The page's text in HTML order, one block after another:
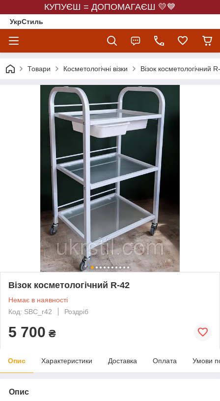
КУПУЄШ = ДОПОМАГАЄШ 💛💙
УкрСтиль
Товари Косметологічні візки Візок косметологічний
Візок косметологічний R-42
Немає в наявності
Код: SBC_r42
Роздріб
5 700 ₴
Опис Характеристики Доставка Оплата Умови
Опис